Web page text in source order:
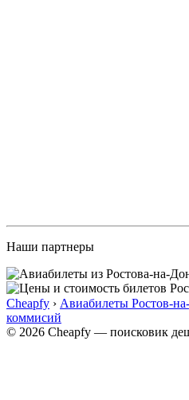
Наши партнеры
Cheapfy › Авиабилеты Ростов-
коммисий
© 2026 Cheapfy — поисковик